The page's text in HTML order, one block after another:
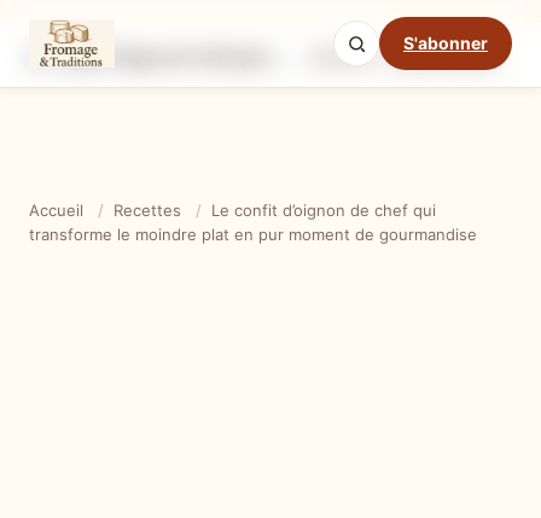
S'abonner
Ingrédients Étapes
Mode cuisine
Accueil / Recettes /
Le confit d’oignon de chef qui
transforme le moindre plat en pur moment de gourmandise